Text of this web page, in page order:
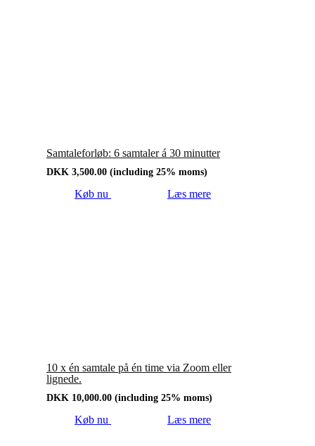
Samtaleforløb: 6 samtaler á 30 minutter
DKK 3,500.00 (including 25% moms)
Køb nu Læs mere
10 x én samtale på én time via Zoom eller
lignede.
DKK 10,000.00 (including 25% moms)
Køb nu Læs mere